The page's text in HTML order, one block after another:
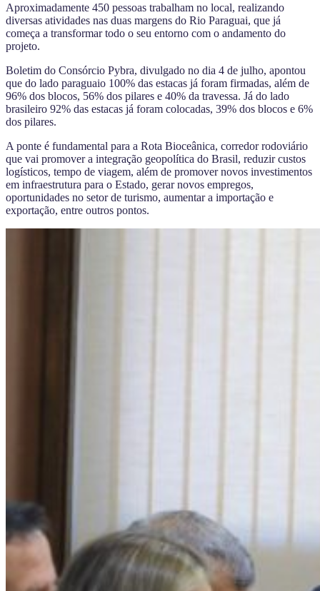
Aproximadamente 450 pessoas trabalham no local, realizando
diversas atividades nas duas margens do Rio Paraguai, que já
começa a transformar todo o seu entorno com o andamento do
projeto.
Boletim do Consórcio Pybra, divulgado no dia 4 de julho, apontou
que do lado paraguaio 100% das estacas já foram firmadas, além de
96% dos blocos, 56% dos pilares e 40% da travessa. Já do lado
brasileiro 92% das estacas já foram colocadas, 39% dos blocos e 6%
dos pilares.
A ponte é fundamental para a Rota Bioceânica, corredor rodoviário
que vai promover a integração geopolítica do Brasil, reduzir custos
logísticos, tempo de viagem, além de promover novos investimentos
em infraestrutura para o Estado, gerar novos empregos,
oportunidades no setor de turismo, aumentar a importação e
exportação, entre outros pontos.